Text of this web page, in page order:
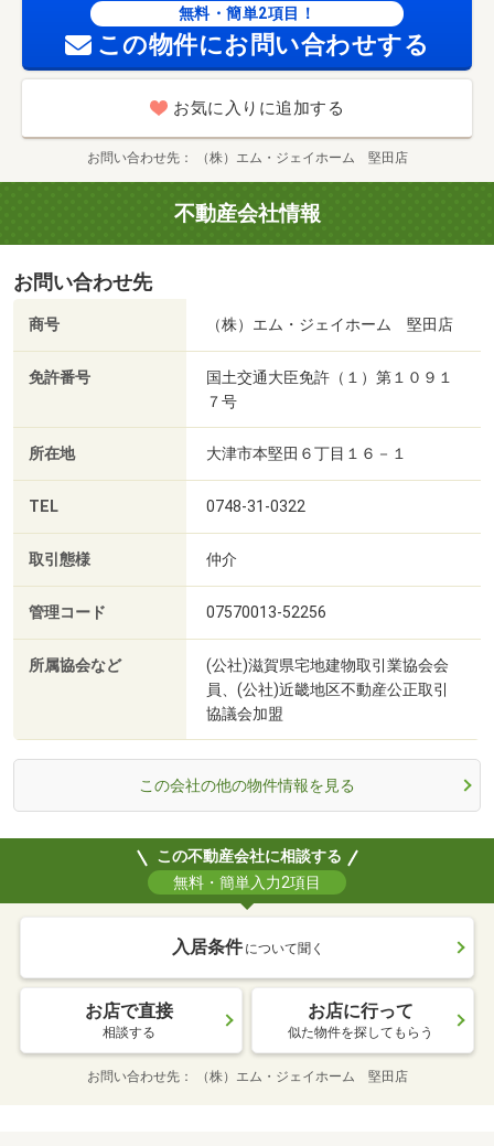
無料・簡単2項目！
この物件にお問い合わせする
お気に入りに追加する
お問い合わせ先 （株）エム・ジェイホーム 堅田店
不動産会社情報
お問い合わせ先
商号 （株）エム・ジェイホーム 堅田店
免許番号
国土交通大臣免許（１）第１０９１
７号
所在地 大津市本堅田６丁目１６－１
TEL 0748-31-0322
取引態様 仲介
管理コード 07570013-52256
所属協会など
(公社)滋賀県宅地建物取引業協会会
員、(公社)近畿地区不動産公正取引
協議会加盟
この会社の他の物件情報を見る
この不動産会社に相談する
無料・簡単入力2項目
入居条件 について聞く
お店で直接
相談する
お店に行って
似た物件を探してもらう
お問い合わせ先 （株）エム・ジェイホーム 堅田店